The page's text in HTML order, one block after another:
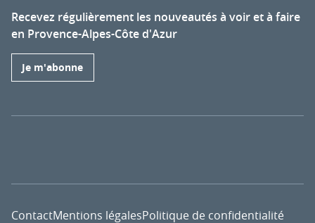
Recevez régulièrement les nouveautés à voir et à faire
en Provence-Alpes-Côte d'Azur
Je m'abonne
ContactMentions légalesPolitique de confidentialité